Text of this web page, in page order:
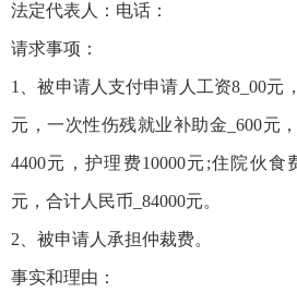
法定代表人：电话：
请求事项：
1、被申请人支付申请人工资8_00元
元，一次性伤残就业补助金_600元
4400元，护理费10000元;住院伙食
元，合计人民币_84000元。
2、被申请人承担仲裁费。
事实和理由：